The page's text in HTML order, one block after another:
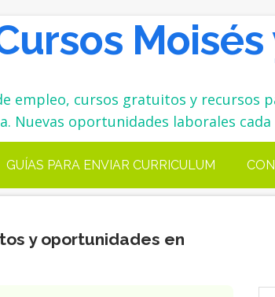
Moisés
empleo, cursos gratuitos y recursos
Nuevas oportunidades laborales cada
GUÍAS PARA ENVIAR CURRICULUM
y oportunidades en